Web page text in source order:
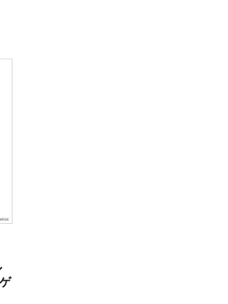
、キャンセル扱いとして手続